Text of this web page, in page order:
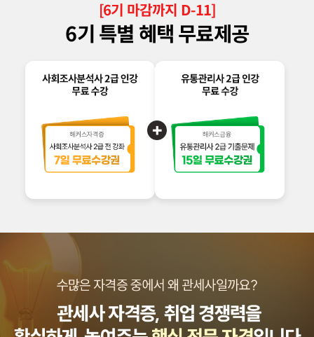
[6기 마감까지 D-11]
6기 특별 혜택 무료제공